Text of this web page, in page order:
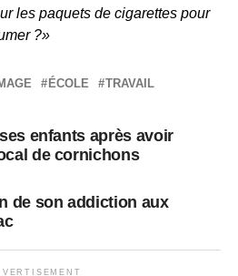
les paquets de cigarettes pour
?»
ÉCOLE TRAVAIL
enfants après avoir
de cornichons
de son addiction aux